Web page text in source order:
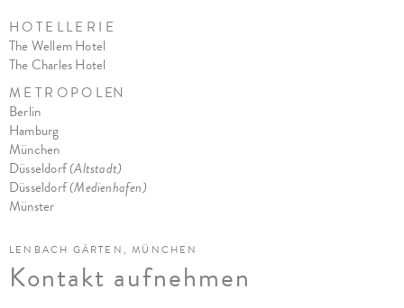
H O T E L L E R I E
The Wellem Hotel
The Charles Hotel
M E T R O P O L EN
Berlin
Hamburg
München
Düsseldorf(Altstadt)
Düsseldorf(Medienhafen)
Münster
LENBACH GÄRTEN, MÜNCHEN
Kontakt aufnehmen